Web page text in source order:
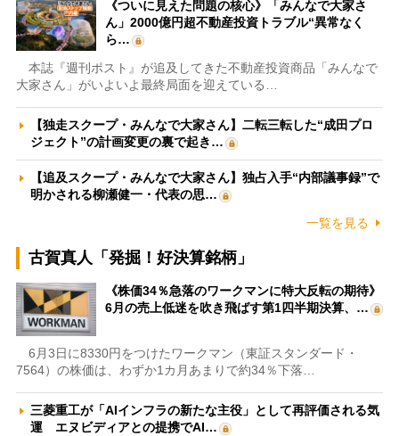
《ついに見えた問題の核心》「みんなで大家さ
ん」2000億円超不動産投資トラブル“異常なく
ら…
本誌『週刊ポスト』が追及してきた不動産投資商品「みんなで
大家さん」がいよいよ最終局面を迎えている…
【独走スクープ・みんなで大家さん】二転三転した“成田プロ
ジェクト”の計画変更の裏で起き…
【追及スクープ・みんなで大家さん】独占入手“内部議事録”で
明かされる柳瀬健一・代表の思…
一覧を見る
古賀真人「発掘！好決算銘柄」
《株価34％急落のワークマンに特大反転の期待》
6月の売上低迷を吹き飛ばす第1四半期決算、…
6月3日に8330円をつけたワークマン（東証スタンダード・
7564）の株価は、わずか1カ月あまりで約34％下落…
三菱重工が「AIインフラの新たな主役」として再評価される気
運 エヌビディアとの提携でAI…